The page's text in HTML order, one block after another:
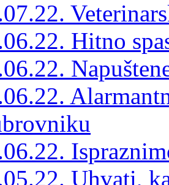
Hitno
Uhvati,